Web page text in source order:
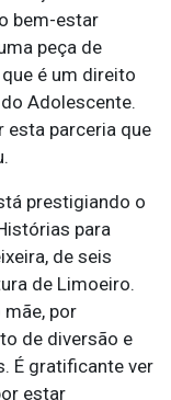
bem-estar
peça de
é um direito
Adolescente.
esta parceria que
prestigiando o
para
de seis
de Limoeiro.
mãe, por
de diversão e
É gratificante ver
estar